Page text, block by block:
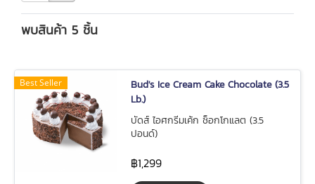
พบสินค้า 5 ชิ้น
Best Seller
Bud's Ice Cream Cake Chocolate (3.5
Lb.)
บัดส์ ไอศกรีมเค้ก ช็อกโกแลต (3.5
ปอนด์)
฿1,299